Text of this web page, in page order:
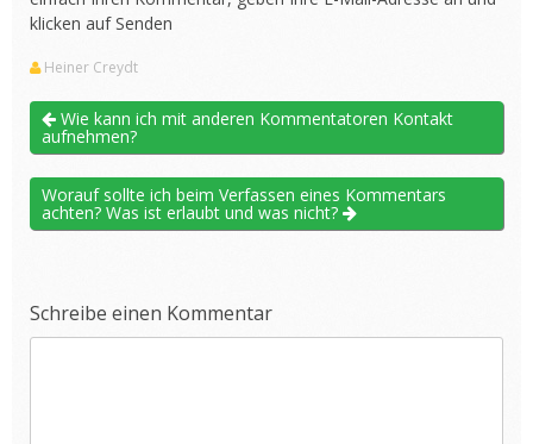
klicken auf Senden
Heiner Creydt
Wie kann ich mit anderen Kommentatoren Kontakt
aufnehmen?
Worauf sollte ich beim Verfassen eines Kommentars
achten? Was ist erlaubt und was nicht?
Schreibe einen Kommentar